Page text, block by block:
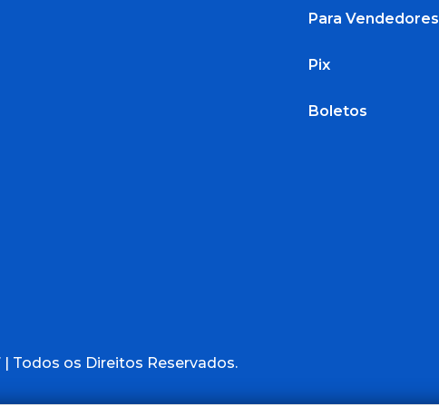
Para Vendedores
Pix
Boletos
| Todos os Direitos Reservados.